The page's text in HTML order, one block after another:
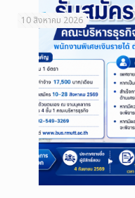
10 สิงหาคม 2026